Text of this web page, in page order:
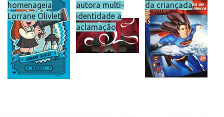
homenageia
Lorrane Olivlet
autora multi-
identidade a
aclamação
da criançada